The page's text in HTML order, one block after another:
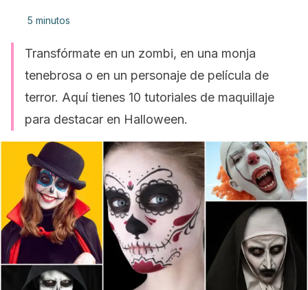
5 minutos
Transfórmate en un zombi, en una monja
tenebrosa o en un personaje de película de
terror. Aquí tienes 10 tutoriales de maquillaje
para destacar en Halloween.